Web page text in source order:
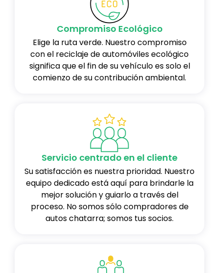
Compromiso Ecológico
Elige la ruta verde. Nuestro compromiso
con el reciclaje de automóviles ecológico
significa que el fin de su vehículo es solo el
comienzo de su contribución ambiental.
Servicio centrado en el cliente
Su satisfacción es nuestra prioridad. Nuestro
equipo dedicado está aquí para brindarle la
mejor solución y guiarlo a través del
proceso. No somos sólo compradores de
autos chatarra; somos tus socios.